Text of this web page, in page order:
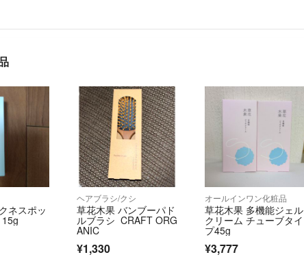
ネスポッ
ヘアブラシ/クシ
草花木果 バンブーパド
ルブラシ CRAFT ORG
ANIC
¥1,330
オールインワン化粧品
草花木果 多機能ジェル
クリーム チューブタイ
プ45g
¥3,777